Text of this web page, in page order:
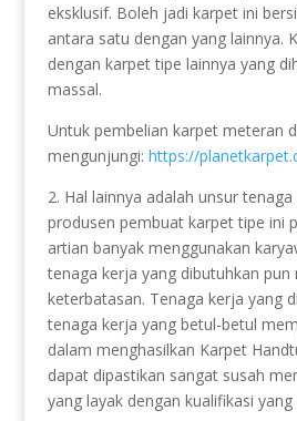
eksklusif. Boleh jadi karpet ini
antara satu dengan yang lainnya.
dengan karpet tipe lainnya yang
massal.
Untuk pembelian karpet meteran
mengunjungi: https://
2. Hal lainnya adalah unsur
produsen pembuat karpet tipe ini
artian banyak menggunakan
tenaga kerja yang dibutuhkan pun
keterbatasan. Tenaga kerja yang
tenaga kerja yang betul-betul
dalam menghasilkan Karpet
dapat dipastikan sangat susah
yang layak dengan kualifikasi